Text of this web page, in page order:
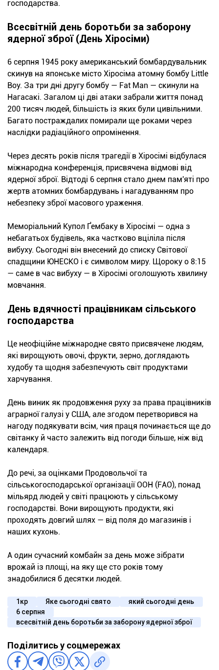
господарства.
Всесвітній день боротьби за заборону
ядерної зброї (День Хіросіми)
6 серпня 1945 року американський бомбардувальник
скинув на японське місто Хіросіма атомну бомбу Little
Boy. За три дні другу бомбу — Fat Man — скинули на
Нагасакі. Загалом ці дві атаки забрали життя понад
200 тисяч людей, більшість із яких були цивільними.
Багато постраждалих помирали ще роками через
наслідки радіаційного опромінення.
Через десять років після трагедії в Хіросімі відбулася
міжнародна конференція, присвячена відмові від
ядерної зброї. Відтоді 6 серпня стало днем пам'яті про
жертв атомних бомбардувань і нагадуванням про
небезпеку зброї масового ураження.
Меморіальний Купол Ґембаку в Хіросімі — одна з
небагатьох будівель, яка частково вціліла після
вибуху. Сьогодні він внесений до списку Світової
спадщини ЮНЕСКО і є символом миру. Щороку о 8:15
— саме в час вибуху — в Хіросімі оголошують хвилину
мовчання.
День вдячності працівникам сільського
господарства
Це неофіційне міжнародне свято присвячене людям,
які вирощують овочі, фрукти, зерно, доглядають
худобу та щодня забезпечують світ продуктами
харчування.
День виник як продовження руху за права працівників
аграрної галузі у США, але згодом перетворився на
нагоду подякувати всім, чия праця починається ще до
світанку й часто залежить від погоди більше, ніж від
календаря.
До речі, за оцінками Продовольчої та
сільськогосподарської організації ООН (FAO), понад
мільярд людей у світі працюють у сільському
господарстві. Вони вирощують продукти, які
проходять довгий шлях — від поля до магазинів і
наших кухонь.
А один сучасний комбайн за день може зібрати
врожай із площі, на яку ще сто років тому
знадобилися б десятки людей.
1кр Яке сьогодні свято
який сьогодні день
6 серпня
всесвітній день боротьби за заборону ядерної зброї
Поділитись у соцмережах